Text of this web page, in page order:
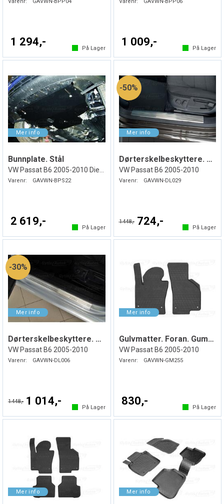
1 294,-
På Lager
1 009,-
På Lager
Bunnplate. Stål
Varenr: GAVWN-BPS22
2 619,-
På Lager
50%
Dørterskelbeskyttere. Foran. Indre. Stål
VW Passat B6 2005-2010
Varenr: GAVWN-DL029
1 448,- 724,-
På Lager
30%
Dørterskelbeskyttere. Stål
VW Passat B6 2005-2010
Varenr: GAVWN-DL006
1 448,- 1 014,-
På Lager
Gulvmatter. Foran. Gummi
VW Passat B6 2005-2010
Varenr: GAVWN-GM255
830,-
På Lager